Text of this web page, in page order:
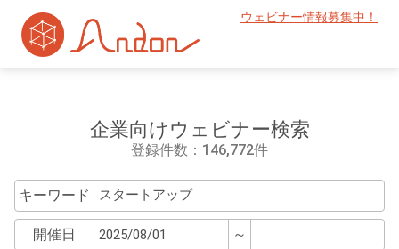
ウェビナー情報募集中！
企業向けウェビナー検索
登録件数：146,772件
キーワード
開催日 ～